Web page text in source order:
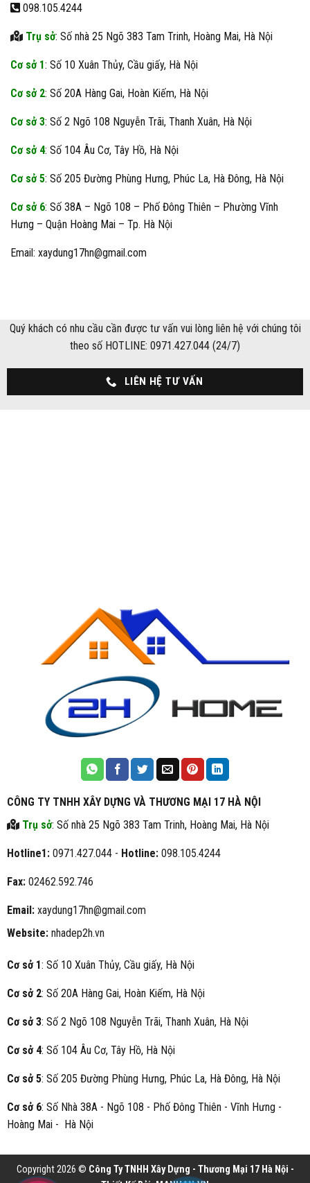
098.105.4244
Trụ sở: Số nhà 25 Ngõ 383 Tam Trinh, Hoàng Mai, Hà Nội
Cơ sở 1: Số 10 Xuân Thủy, Cầu giấy, Hà Nội
Cơ sở 2: Số 20A Hàng Gai, Hoàn Kiếm, Hà Nội
Cơ sở 3: Số 2 Ngõ 108 Nguyễn Trãi, Thanh Xuân, Hà Nội
Cơ sở 4: Số 104 Âu Cơ, Tây Hồ, Hà Nội
Cơ sở 5: Số 205 Đường Phùng Hưng, Phúc La, Hà Đông, Hà Nội
Cơ sở 6: Số 38A – Ngõ 108 – Phố Đông Thiên – Phường Vĩnh
Hưng – Quận Hoàng Mai – Tp. Hà Nội
Email: xaydung17hn@gmail.com
Quý khách có nhu cầu cần được tư vấn vui lòng liên hệ với chúng tôi
theo số HOTLINE: 0971.427.044 (24/7)
LIÊN HỆ TƯ VẤN
CÔNG TY TNHH XÂY DỰNG VÀ THƯƠNG MẠI 17 HÀ NỘI
Trụ sở: Số nhà 25 Ngõ 383 Tam Trinh, Hoàng Mai, Hà Nội
Hotline1:0971.427.044 - Hotline:098.105.4244
Fax:02462.592.746
Email:xaydung17hn@gmail.com
Website:nhadep2h.vn
Cơ sở 1: Số 10 Xuân Thủy, Cầu giấy, Hà Nội
Cơ sở 2: Số 20A Hàng Gai, Hoàn Kiếm, Hà Nội
Cơ sở 3: Số 2 Ngõ 108 Nguyễn Trãi, Thanh Xuân, Hà Nội
Cơ sở 4: Số 104 Âu Cơ, Tây Hồ, Hà Nội
Cơ sở 5: Số 205 Đường Phùng Hưng, Phúc La, Hà Đông, Hà Nội
Cơ sở 6: Số Nhà 38A - Ngõ 108 - Phố Đông Thiên - Vĩnh Hưng -
Hoàng Mai - Hà Nội
Copyright 2026 © Công Ty TNHH Xây Dựng - Thương Mại 17 Hà Nội -